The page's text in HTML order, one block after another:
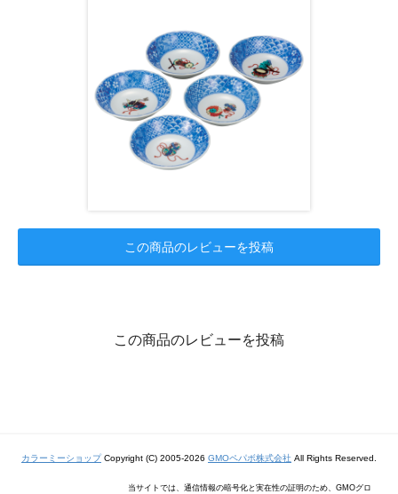
この商品のレビューを投稿
この商品のレビューを投稿
カラーミーショップCopyright (C) 2005-2026 GMOペパボ株式会社 All Rights Reserved.
当サイトでは、通信情報の暗号化と実在性の証明のため、GMOグロ